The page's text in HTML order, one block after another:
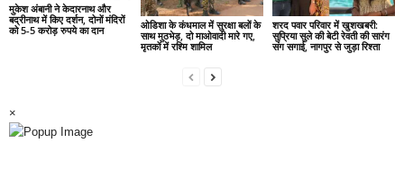
मुकेश अंबानी ने केदारनाथ और
बद्रीनाथ में किए दर्शन, दोनों मंदिरों
को 5-5 करोड़ रुपये का दान
ओडिशा के कंधमाल में सुरक्षा बलों के
साथ मुठभेड़, दो माओवादी मारे गए,
मृतकों में रश्मि शामिल
शरद पवार परिवार में खुशखबरी:
सुप्रिया सुले की बेटी रेवती की सारंग
संग सगाई, नागपुर से जुड़ा रिश्ता
×